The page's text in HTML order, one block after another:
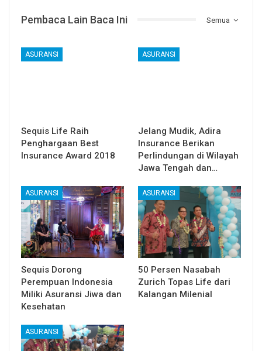
Semua
Pembaca Lain Baca Ini
ASURANSI
Sequis Life Raih
Penghargaan Best
Insurance Award 2018
ASURANSI
Jelang Mudik, Adira
Insurance Berikan
Perlindungan di Wilayah
Jawa Tengah dan…
ASURANSI
Sequis Dorong
Perempuan Indonesia
Miliki Asuransi Jiwa dan
Kesehatan
ASURANSI
50 Persen Nasabah
Zurich Topas Life dari
Kalangan Milenial
ASURANSI